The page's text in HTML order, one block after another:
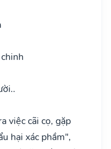
việc cãi cọ, gặp
hại xác phầm",